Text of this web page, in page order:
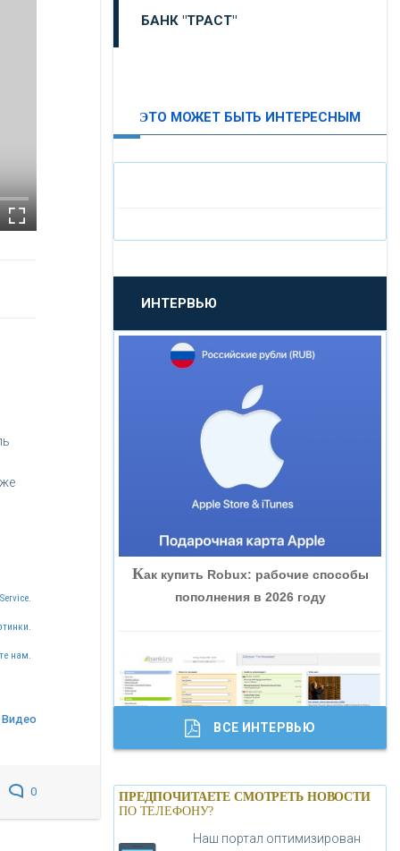
нам.
Видео
0
БАНК "ТРАСТ"
«ПРОМСВЯЗЬБАНК»
«НОВИКОМБАНК»
«СМП БАНК»
«ВНЕШПРОМБАНК»
«БАНК ГЛОБЭКС»
«ТРАСТ»
«ГАЗПРОМБАНК»
«МОСКОВСКИЙ КРЕДИТНЫЙ
БАНК»
ЭТО МОЖЕТ БЫТЬ ИНТЕРЕСНЫМ
ИНТЕРВЬЮ
Как купить Robux: рабочие способы
пополнения в 2026 году
Банки.ру обновил логотип впервые за
19 лет - «Лента новостей»
ВСЕ ИНТЕРВЬЮ
ПРЕДПОЧИТАЕТЕ СМОТРЕТЬ НОВОСТИ
ПО ТЕЛЕФОНУ?
Наш портал оптимизирован